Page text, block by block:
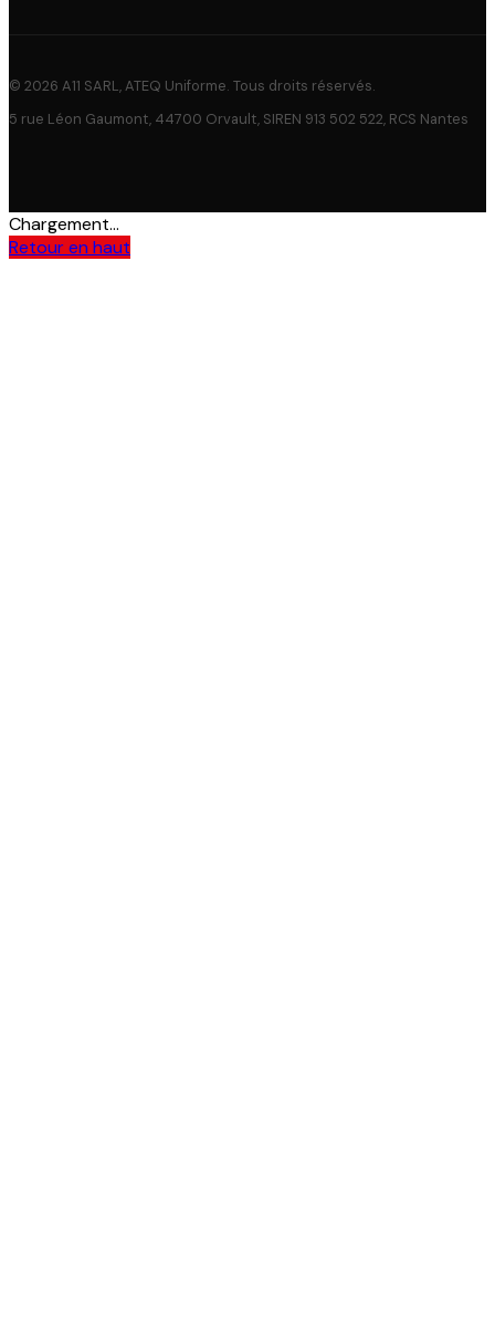
© 2026 A11 SARL, ATEQ Uniforme. Tous droits réservés.
5 rue Léon Gaumont, 44700 Orvault, SIREN 913 502 522, RCS Nantes
Chargement...
Retour en haut